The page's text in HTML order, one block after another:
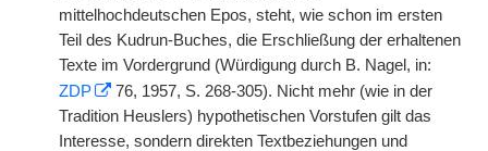
mittelhochdeutschen Epos, steht, wie schon im ersten
Teil des Kudrun-Buches, die Erschließung der erhaltenen
Texte im Vordergrund (Würdigung durch B. Nagel, in:
ZDP
76, 1957, S. 268-305). Nicht mehr (wie in der
Tradition Heuslers) hypothetischen Vorstufen gilt das
Interesse, sondern direkten Textbeziehungen und